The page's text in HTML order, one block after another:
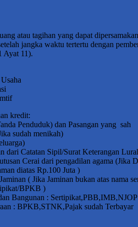
atau tagihan yang dapat
jangka waktu tertertu dengan
Ayat 11).
kredit:
Penduduk) dan Pasangan yang sah
sudah menikah)
dari Catatan Sipil/Surat Keterangan
Cerai dari pengadilan agama (Jika
diatas Rp.100 Juta )
( Jika Jaminan bukan atas nama
BPKB )
Bangunan : Sertipikat,PBB,IMB,NJOP
: BPKB,STNK,Pajak sudah Terbayar